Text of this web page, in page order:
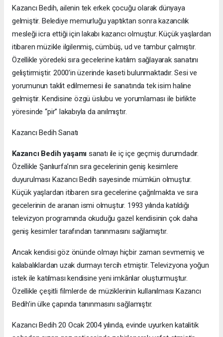
Kazancı Bedih, ailenin tek erkek çocuğu olarak dünyaya
gelmiştir. Belediye memurluğu yaptıktan sonra kazancılık
mesleği icra ettiği için lakabı kazancı olmuştur. Küçük yaşlardan
itibaren müzikle ilgilenmiş, cümbüş, ud ve tambur çalmıştır.
Özellikle yöredeki sıra gecelerine katılım sağlayarak sanatını
geliştirmiştir. 2000’in üzerinde kaseti bulunmaktadır. Sesi ve
yorumunun taklit edilmemesi ile sanatında tek isim haline
gelmiştir. Kendisine özgü üslubu ve yorumlaması ile birlikte
yöresinde “pir” lakabıyla da anılmıştır.
Kazancı Bedih Sanatı
Kazancı Bedih yaşamı sanatı ile iç içe geçmiş durumdadır.
Özellikle Şanlıurfa’nın sıra gecelerinin geniş kesimlere
duyurulması Kazancı Bedih sayesinde mümkün olmuştur.
Küçük yaşlardan itibaren sıra gecelerine çağrılmakta ve sıra
gecelerinin de aranan ismi olmuştur. 1993 yılında katıldığı
televizyon programında okuduğu gazel kendisinin çok daha
geniş kesimler tarafından tanınmasını sağlamıştır.
Ancak kendisi göz önünde olmayı hiçbir zaman sevmemiş ve
kalabalıklardan uzak durmayı tercih etmiştir. Televizyona yoğun
istek ile katılması kendisine yeni imkânlar oluşturmuştur.
Özellikle çeşitli filmlerde de müziklerinin kullanılması Kazancı
Bedih’in ülke çapında tanınmasını sağlamıştır.
Kazancı Bedih 20 Ocak 2004 yılında, evinde uyurken katalitik